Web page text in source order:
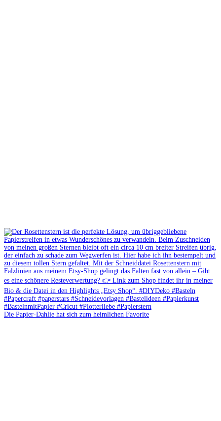
Die Papier-Dahlie hat sich zum heimlichen Favorite